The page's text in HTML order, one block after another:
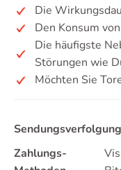
Die
Den Konsum
Die häufigste
Störungen wie
Möchten Sie
Sendungsverfolgung
Zahlungs-